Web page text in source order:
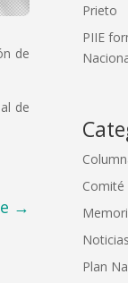
de
de
→
Prieto
PIIE
Comité
Noticias
Plan